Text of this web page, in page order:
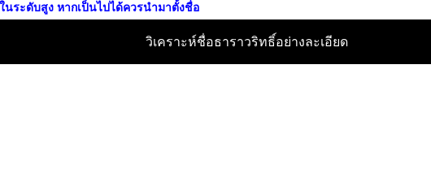
ระดับสูง หากเป็นไปได้ควรนำมาตั้งชื่อ
วิเคราะห์ชื่อธาราวริทธิ์อย่างละเอียด